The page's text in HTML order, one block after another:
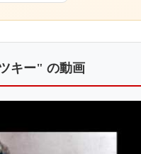
キー" の動画